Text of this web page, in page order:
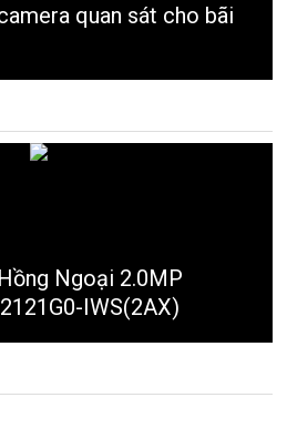
quan sát cho bãi
Ngoại 2.0MP
IWS(2AX)